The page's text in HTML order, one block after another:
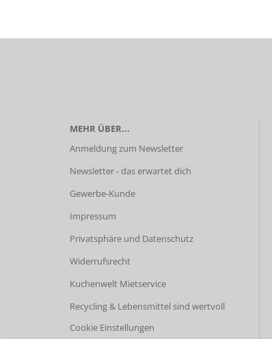
MEHR ÜBER...
Anmeldung zum Newsletter
Newsletter - das erwartet dich
Gewerbe-Kunde
Impressum
Privatsphäre und Datenschutz
Widerrufsrecht
Kuchenwelt Mietservice
Recycling & Lebensmittel sind wertvoll
Cookie Einstellungen